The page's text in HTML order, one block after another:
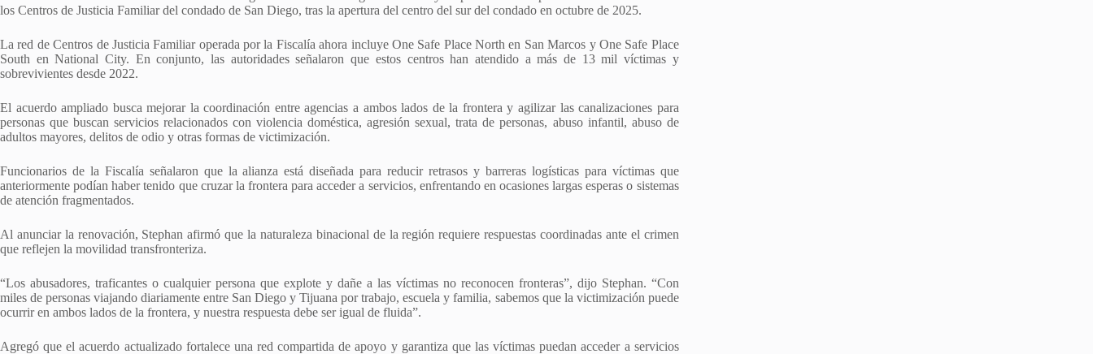
los Centros de Justicia Familiar del condado de San Diego, tras la apertura del centro del sur del condado en octubre de 2025.
La red de Centros de Justicia Familiar operada por la Fiscalía ahora incluye One Safe Place North en San Marcos y One Safe Place
South en National City. En conjunto, las autoridades señalaron que estos centros han atendido a más de 13 mil víctimas y
sobrevivientes desde 2022.
El acuerdo ampliado busca mejorar la coordinación entre agencias a ambos lados de la frontera y agilizar las canalizaciones para
personas que buscan servicios relacionados con violencia doméstica, agresión sexual, trata de personas, abuso infantil, abuso de
adultos mayores, delitos de odio y otras formas de victimización.
Funcionarios de la Fiscalía señalaron que la alianza está diseñada para reducir retrasos y barreras logísticas para víctimas que
anteriormente podían haber tenido que cruzar la frontera para acceder a servicios, enfrentando en ocasiones largas esperas o sistemas
de atención fragmentados.
Al anunciar la renovación, Stephan afirmó que la naturaleza binacional de la región requiere respuestas coordinadas ante el crimen
que reflejen la movilidad transfronteriza.
“Los abusadores, traficantes o cualquier persona que explote y dañe a las víctimas no reconocen fronteras”, dijo Stephan. “Con
miles de personas viajando diariamente entre San Diego y Tijuana por trabajo, escuela y familia, sabemos que la victimización puede
ocurrir en ambos lados de la frontera, y nuestra respuesta debe ser igual de fluida”.
Agregó que el acuerdo actualizado fortalece una red compartida de apoyo y garantiza que las víctimas puedan acceder a servicios